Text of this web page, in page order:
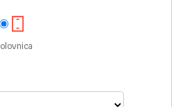
olovnica